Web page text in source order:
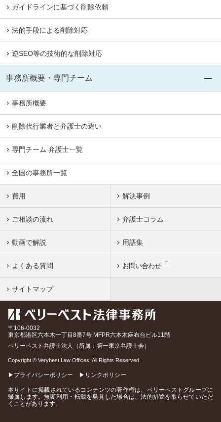
ガイドラインに基づく削除依頼
法的手段による削除対応
逆SEO等の技術的な削除対応
事務所概要・専門チーム
事務所概要
削除代行業者と弁護士の違い
専門チーム 弁護士一覧
全国の事務所一覧
費用 解決事例
ご相談の流れ 弁護士コラム
動画で解説 用語集
よくある質問 お問い合わせ
サイトマップ
〒106-0032
東京都港区六本木一丁目8番7号 MFPR六本木麻布台ビル11階
ベリーベスト弁護士法人（所属：第一東京弁護士会）
Copyright © Verybest Law Offices. All Rights Reserved.
▶プライバシーポリシー ▶リンクポリシー
本サイトに掲載されているコンテンツの著作権は、ベリーベストグループに
帰属します。無断利用・転載を発見した場合は、法的措置を取らせていただ
くことがあります。